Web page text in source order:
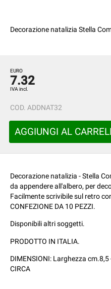
Decorazione natalizia Stella
EURO
7.32
IVA incl.
COD. ADDNAT32
AGGIUNGI AL
Decorazione natalizia - Stella
da appendere all'albero, per
Facilmente scrivibile sul retro
CONFEZIONE DA 10 PEZZI.
Disponibili altri soggetti.
PRODOTTO IN ITALIA.
DIMENSIONI: Larghezza
CIRCA